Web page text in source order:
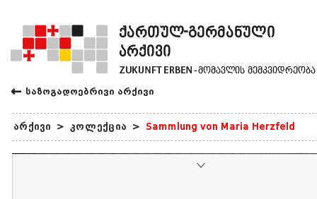
← საზოგადოებრივი არქივი
არქივი > კოლექცია > Sammlung von Maria Herzfeld